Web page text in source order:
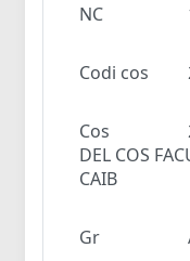
NC
Codi cos
Cos
DEL COS
CAIB
Gr